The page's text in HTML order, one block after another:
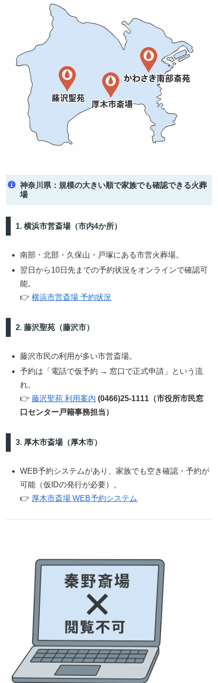
神奈川県：規模の大きい順で家族でも確認できる火葬
場
1. 横浜市営斎場（市内4か所）
南部・北部・久保山・戸塚にある市営火葬場。
翌日から10日先までの予約状況をオンラインで確認可
能。
👉横浜市営斎場 予約状況
2. 藤沢聖苑（藤沢市）
藤沢市民の利用が多い市営斎場。
予約は「電話で仮予約 → 窓口で正式申請」という流
れ。
👉藤沢聖苑 利用案内 (0466)25-1111（市役所市民窓
口センター戸籍事務担当）
3. 厚木市斎場（厚木市）
WEB予約システムがあり、家族でも空き確認・予約が
可能（仮IDの発行が必要）。
👉 厚木市斎場 WEB予約システム